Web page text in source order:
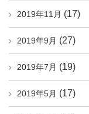
2019年11月 (17)
2019年9月 (27)
2019年7月 (19)
2019年5月 (17)